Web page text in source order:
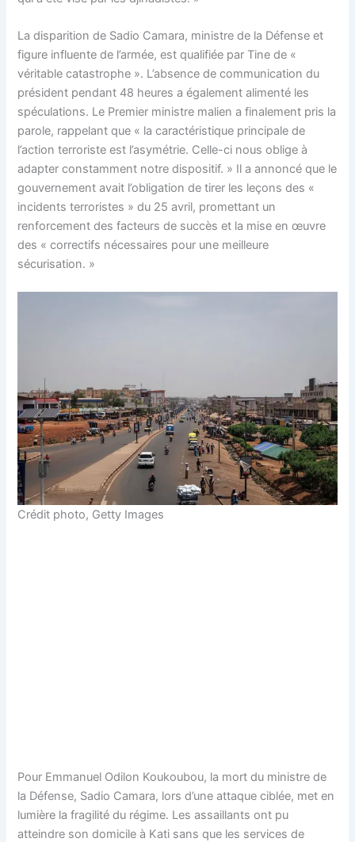
La disparition de Sadio Camara, ministre de la Défense et
figure influente de l’armée, est qualifiée par Tine de «
véritable catastrophe ». L’absence de communication du
président pendant 48 heures a également alimenté les
spéculations. Le Premier ministre malien a finalement pris la
parole, rappelant que « la caractéristique principale de
l’action terroriste est l’asymétrie. Celle-ci nous oblige à
adapter constamment notre dispositif. » Il a annoncé que le
gouvernement avait l’obligation de tirer les leçons des «
incidents terroristes » du 25 avril, promettant un
renforcement des facteurs de succès et la mise en œuvre
des « correctifs nécessaires pour une meilleure
sécurisation. »
Crédit photo, Getty Images
Pour Emmanuel Odilon Koukoubou, la mort du ministre de
la Défense, Sadio Camara, lors d’une attaque ciblée, met en
lumière la fragilité du régime. Les assaillants ont pu
atteindre son domicile à Kati sans que les services de